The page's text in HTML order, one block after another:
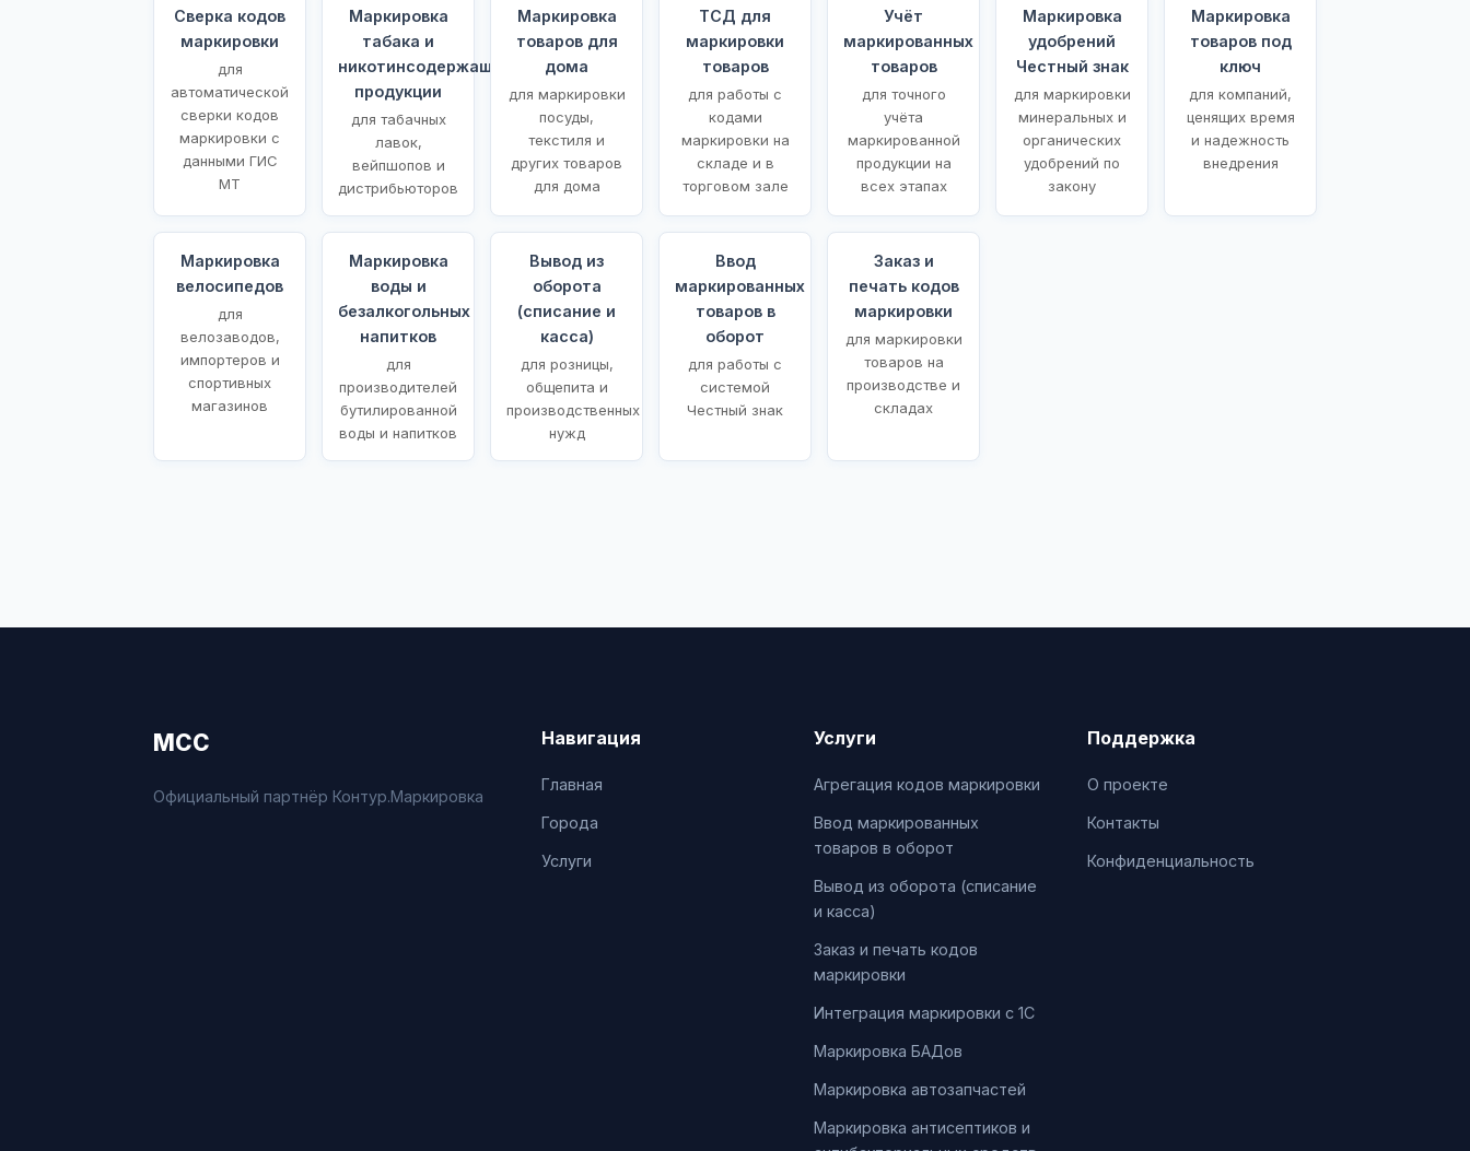
Сверка кодов
маркировки
для
автоматической
сверки кодов
маркировки с
данными ГИС
МТ
Маркировка
табака и
никотинсодержащей
продукции
для табачных
лавок,
вейпшопов и
дистрибьюторов
Маркировка
товаров для
дома
для маркировки
посуды,
текстиля и
других товаров
для дома
ТСД для
маркировки
товаров
для работы с
кодами
маркировки на
складе и в
торговом зале
Учёт
маркированных
товаров
для точного
учёта
маркированной
продукции на
всех этапах
Маркировка
удобрений
Честный знак
для маркировки
минеральных и
органических
удобрений по
закону
Маркировка
товаров под
ключ
для компаний,
ценящих время
и надежность
внедрения
Маркировка
велосипедов
для
велозаводов,
импортеров и
спортивных
магазинов
Маркировка
воды и
безалкогольных
напитков
для
производителей
бутилированной
воды и напитков
Вывод из
оборота
(списание и
касса)
для розницы,
общепита и
производственных
нужд
Ввод
маркированных
товаров в
оборот
для работы с
системой
Честный знак
Заказ и
печать кодов
маркировки
для маркировки
товаров на
производстве и
складах
МСС
Официальный партнёр Контур.Маркировка
Навигация
Главная
Города
Услуги
Услуги
Агрегация кодов маркировки
Ввод маркированных
товаров в оборот
Вывод из оборота (списание
и касса)
Заказ и печать кодов
маркировки
Интеграция маркировки с 1С
Маркировка БАДов
Маркировка автозапчастей
Маркировка антисептиков и
Поддержка
О проекте
Контакты
Конфиденциальность